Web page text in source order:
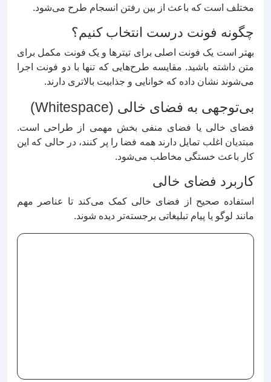
مختلف است که باعث از بین رفتن انسجام طرح می‌شود.
چگونه فونت درست انتخاب کنیم؟
بهتر است یک فونت اصلی برای تیترها و یک فونت مکمل برای
متن داشته باشید. مقایسه طرح‌هایی که تنها با دو فونت اجرا
می‌شوند نشان داده که خوانایی و جذابیت بالاتری دارند.
بی‌توجهی به فضای خالی (Whitespace)
فضای خالی یا فضای منفی بخش مهمی از طراحی است.
مبتدیان اغلب تمایل دارند همه فضا را پر کنند، در حالی که این
کار باعث خستگی مخاطب می‌شود.
کاربرد فضای خالی
استفاده صحیح از فضای خالی کمک می‌کند تا عناصر مهم
مانند لوگو یا پیام تبلیغاتی برجسته‌تر دیده شوند.